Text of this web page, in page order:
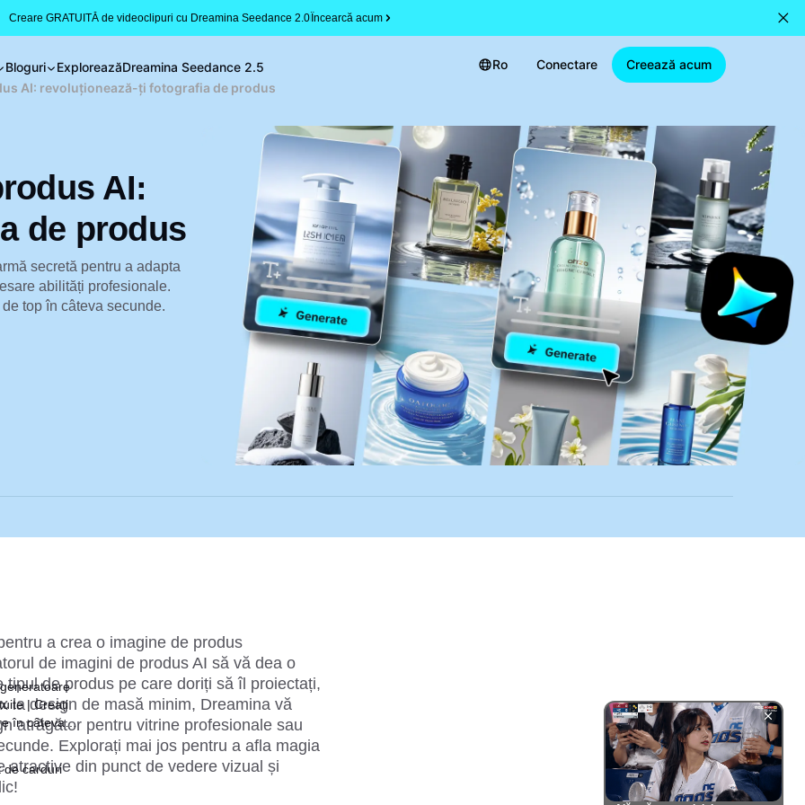
Creare GRATUITĂ de videoclipuri cu Dreamina Seedance 2.0Încearcă acum
Bloguri ExploreazăDreamina Seedance 2.5 Ro Conectare
Creează acum
AI: revoluționează-ți fotografia de produs
AI:
de produs
secretă pentru a adapta
abilități profesionale.
top în câteva secunde.
a crea o imagine de produs
de imagini de produs AI să vă dea o
tipul de produs pe care doriți să îl proiectați,
la design de masă minim, Dreamina vă
atrăgător pentru vitrine profesionale sau
Explorați mai jos pentru a afla magia
atractive din punct de vedere vizual și
| Creați
în câteva
de carduri